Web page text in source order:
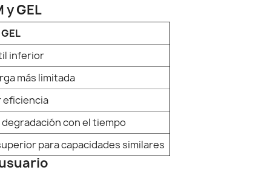
GEL
inferior
más limitada
eficiencia
degradación con el tiempo
para capacidades similares